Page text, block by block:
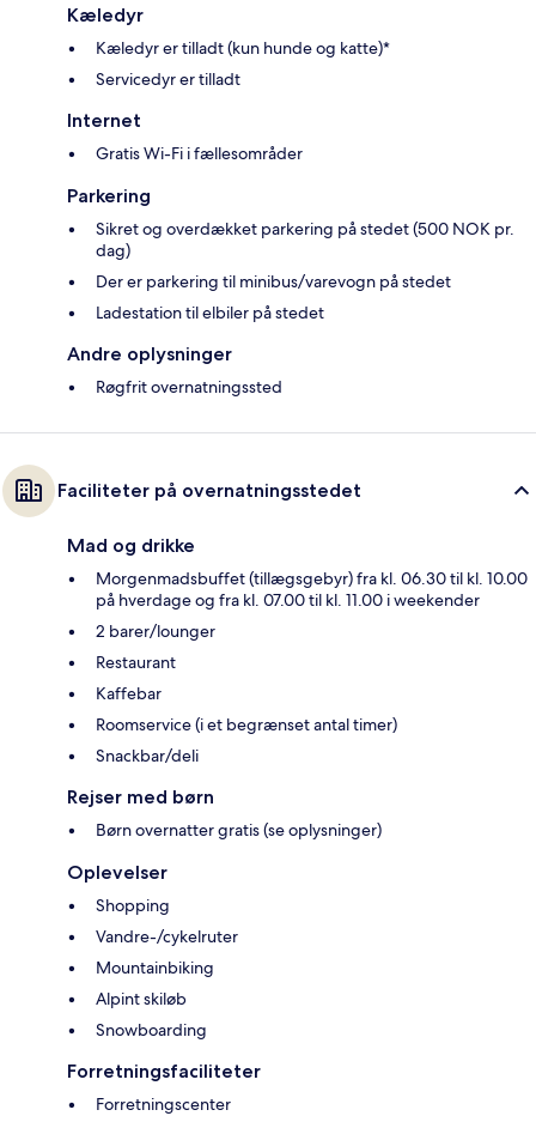
Kæledyr
Kæledyr er tilladt (kun hunde og katte)*
Servicedyr er tilladt
Internet
Gratis Wi-Fi i fællesområder
Parkering
Sikret og overdækket parkering på stedet (500 NOK pr.
dag)
Der er parkering til minibus/varevogn på stedet
Ladestation til elbiler på stedet
Andre oplysninger
Røgfrit overnatningssted
Faciliteter på overnatningsstedet
Mad og drikke
Morgenmadsbuffet (tillægsgebyr) fra kl. 06.30 til kl. 10.00
på hverdage og fra kl. 07.00 til kl. 11.00 i weekender
2 barer/lounger
Restaurant
Kaffebar
Roomservice (i et begrænset antal timer)
Snackbar/deli
Rejser med børn
Børn overnatter gratis (se oplysninger)
Oplevelser
Shopping
Vandre-/cykelruter
Mountainbiking
Alpint skiløb
Snowboarding
Forretningsfaciliteter
Forretningscenter